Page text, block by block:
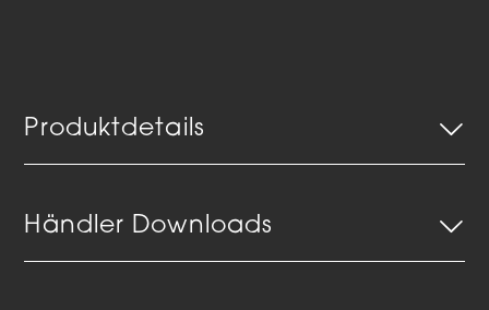
Produktdetails
Händler Downloads